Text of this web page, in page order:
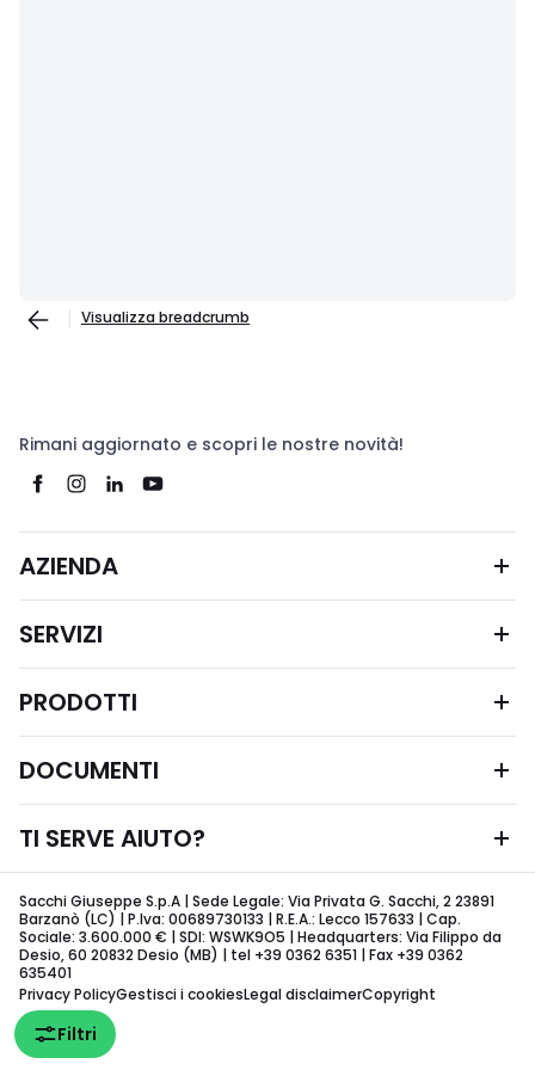
Filtri
Visualizza breadcrumb
Rimani aggiornato e scopri le nostre novità!
AZIENDA
SERVIZI
PRODOTTI
DOCUMENTI
TI SERVE AIUTO?
Sacchi Giuseppe S.p.A | Sede Legale: Via Privata G. Sacchi, 2 23891
Barzanò (LC) | P.Iva: 00689730133 | R.E.A.: Lecco 157633 | Cap.
Sociale: 3.600.000 € | SDI: WSWK9O5 | Headquarters: Via Filippo da
Desio, 60 20832 Desio (MB) | tel +39 0362 6351 | Fax +39 0362
635401
Privacy PolicyGestisci i cookiesLegal disclaimerCopyright